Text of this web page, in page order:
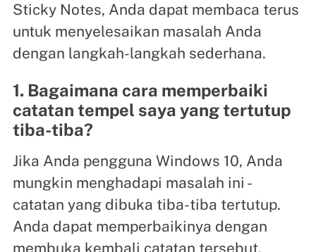
Sticky Notes, Anda dapat membaca terus
untuk menyelesaikan masalah Anda
dengan langkah-langkah sederhana.
1. Bagaimana cara memperbaiki
catatan tempel saya yang tertutup
tiba-tiba?
Jika Anda pengguna Windows 10, Anda
mungkin menghadapi masalah ini -
catatan yang dibuka tiba-tiba tertutup.
Anda dapat memperbaikinya dengan
membuka kembali catatan tersebut.